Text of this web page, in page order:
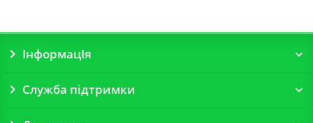
ІнформацІя
Служба підтримки